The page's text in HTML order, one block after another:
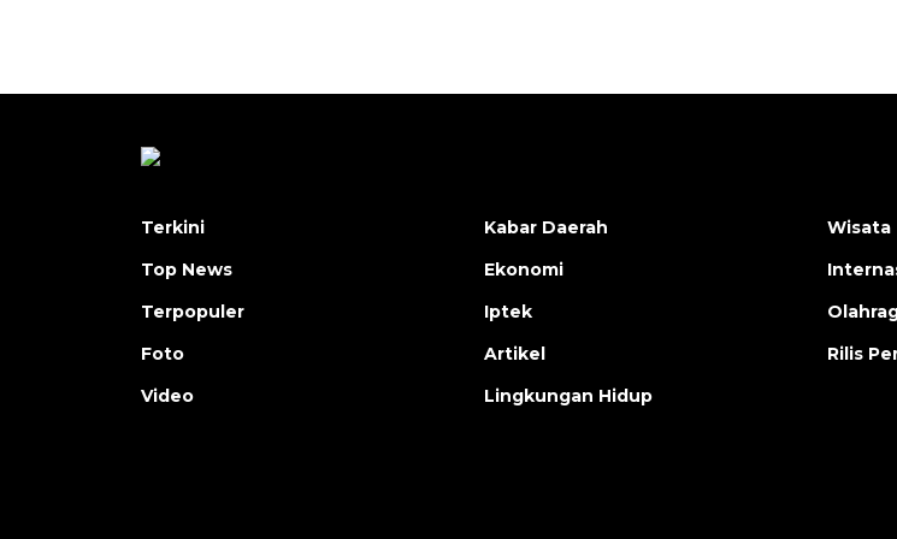
Terkini
Top News
Terpopuler
Foto
Video
Kabar Daerah
Ekonomi
Iptek
Artikel
Lingkungan Hidup
Wisata
Rilis